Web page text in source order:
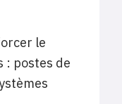
le
: postes de